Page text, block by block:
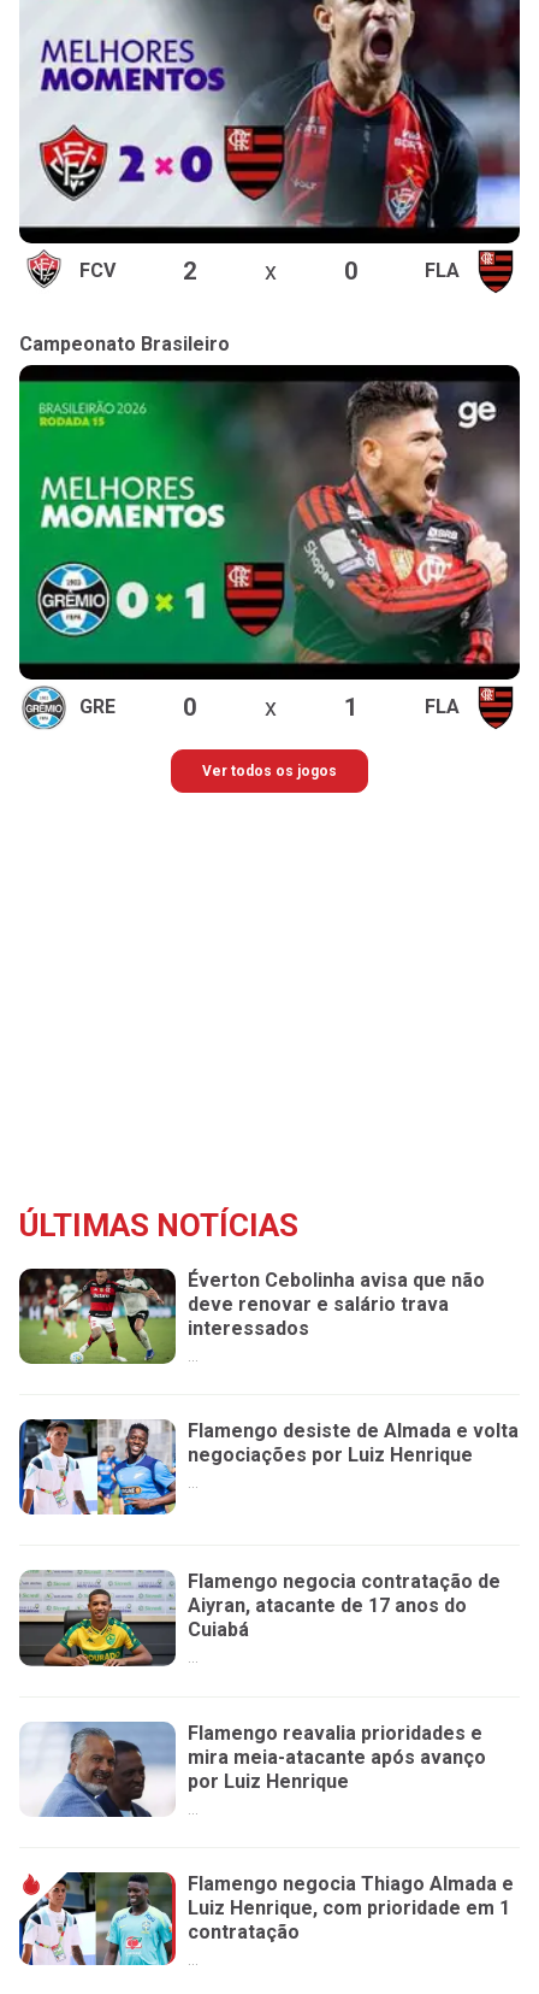
FCV 2 x 0 FLA
Campeonato Brasileiro
GRE 0 x 1 FLA
Ver todos os jogos
ÚLTIMAS NOTÍCIAS
Éverton Cebolinha avisa que não
deve renovar e salário trava
interessados
...
Flamengo desiste de Almada e volta
negociações por Luiz Henrique
...
Flamengo negocia contratação de
Aiyran, atacante de 17 anos do
Cuiabá
...
Flamengo reavalia prioridades e
mira meia-atacante após avanço
por Luiz Henrique
Flamengo negocia Thiago Almada e
Luiz Henrique, com prioridade em 1
contratação
...